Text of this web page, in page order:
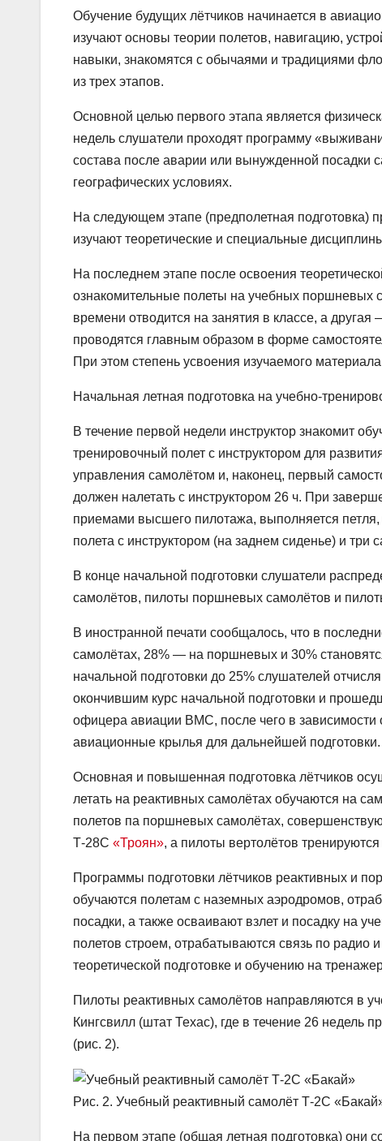
Обучение будущих лётчиков начинается в
изучают основы теории полетов, навигацию,
навыки, знакомятся с обычаями и традициями
из трех этапов.
Основной целью первого этапа является
недель слушатели проходят программу
состава после аварии или вынужденной посадки
географических условиях.
На следующем этапе (предполетная подготовка)
изучают теоретические и специальные
На последнем этапе после освоения
ознакомительные полеты на учебных поршневых
времени отводится на занятия в классе, а
проводятся главным образом в форме
При этом степень усвоения изучаемого
Начальная летная подготовка на учебно-
В течение первой недели инструктор знакомит
тренировочный полет с инструктором для
управления самолётом и, наконец, первый
должен налетать с инструктором 26 ч. При
приемами высшего пилотажа, выполняется
полета с инструктором (на заднем сиденье) и три
В конце начальной подготовки слушатели
самолётов, пилоты поршневых самолётов и
В иностранной печати сообщалось, что в
самолётах, 28% — на поршневых и 30%
начальной подготовки до 25% слушателей
окончившим курс начальной подготовки и
офицера авиации ВМС, после чего в
авиационные крылья для дальнейшей подготовки.
Основная и повышенная подготовка лётчиков
летать на реактивных самолётах обучаются на
полетов па поршневых самолётах,
Т-28С «Троян», а пилоты вертолётов
Программы подготовки лётчиков реактивных и
обучаются полетам с наземных аэродромов,
посадки, а также осваивают взлет и посадку на
полетов строем, отрабатываются связь по радио
теоретической подготовке и обучению на
Пилоты реактивных самолётов направляются в
Кингсвилл (штат Техас), где в течение 26 недель
(рис. 2).
Рис. 2. Учебный реактивный самолёт Т-2С
На первом этапе (общая летная подготовка) они